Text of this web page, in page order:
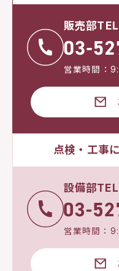
販売部TEL
営業時間：
点検・工事
設備部TEL
営業時間：